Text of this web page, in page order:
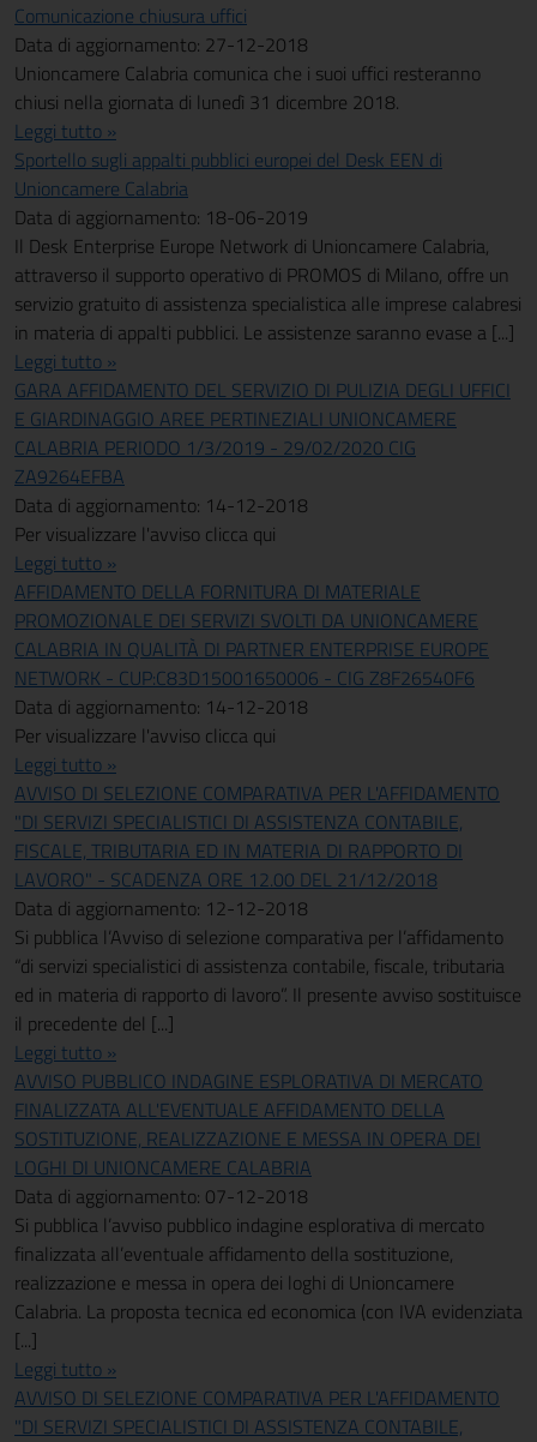
Comunicazione chiusura uffici
Data di aggiornamento: 27-12-2018
Unioncamere Calabria comunica che i suoi uffici resteranno
chiusi nella giornata di lunedì 31 dicembre 2018.
Leggi tutto »
Sportello sugli appalti pubblici europei del Desk EEN di
Unioncamere Calabria
Data di aggiornamento: 18-06-2019
Il Desk Enterprise Europe Network di Unioncamere Calabria,
attraverso il supporto operativo di PROMOS di Milano, offre un
servizio gratuito di assistenza specialistica alle imprese calabresi
in materia di appalti pubblici. Le assistenze saranno evase a [...]
Leggi tutto »
GARA AFFIDAMENTO DEL SERVIZIO DI PULIZIA DEGLI UFFICI
E GIARDINAGGIO AREE PERTINEZIALI UNIONCAMERE
CALABRIA PERIODO 1/3/2019 - 29/02/2020 CIG
ZA9264EFBA
Data di aggiornamento: 14-12-2018
Per visualizzare l'avviso clicca qui
Leggi tutto »
AFFIDAMENTO DELLA FORNITURA DI MATERIALE
PROMOZIONALE DEI SERVIZI SVOLTI DA UNIONCAMERE
CALABRIA IN QUALITÀ DI PARTNER ENTERPRISE EUROPE
NETWORK - CUP:C83D15001650006 - CIG Z8F26540F6
Data di aggiornamento: 14-12-2018
Per visualizzare l'avviso clicca qui
Leggi tutto »
AVVISO DI SELEZIONE COMPARATIVA PER L'AFFIDAMENTO
"DI SERVIZI SPECIALISTICI DI ASSISTENZA CONTABILE,
FISCALE, TRIBUTARIA ED IN MATERIA DI RAPPORTO DI
LAVORO" - SCADENZA ORE 12.00 DEL 21/12/2018
Data di aggiornamento: 12-12-2018
Si pubblica l’Avviso di selezione comparativa per l’affidamento
“di servizi specialistici di assistenza contabile, fiscale, tributaria
ed in materia di rapporto di lavoro”. Il presente avviso sostituisce
il precedente del [...]
Leggi tutto »
AVVISO PUBBLICO INDAGINE ESPLORATIVA DI MERCATO
FINALIZZATA ALL'EVENTUALE AFFIDAMENTO DELLA
SOSTITUZIONE, REALIZZAZIONE E MESSA IN OPERA DEI
LOGHI DI UNIONCAMERE CALABRIA
Data di aggiornamento: 07-12-2018
Si pubblica l’avviso pubblico indagine esplorativa di mercato
finalizzata all’eventuale affidamento della sostituzione,
realizzazione e messa in opera dei loghi di Unioncamere
Calabria. La proposta tecnica ed economica (con IVA evidenziata
[...]
Leggi tutto »
AVVISO DI SELEZIONE COMPARATIVA PER L'AFFIDAMENTO
"DI SERVIZI SPECIALISTICI DI ASSISTENZA CONTABILE,